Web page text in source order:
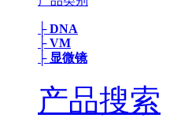
├ DNA
├ VM
├ 显微镜
产品搜索